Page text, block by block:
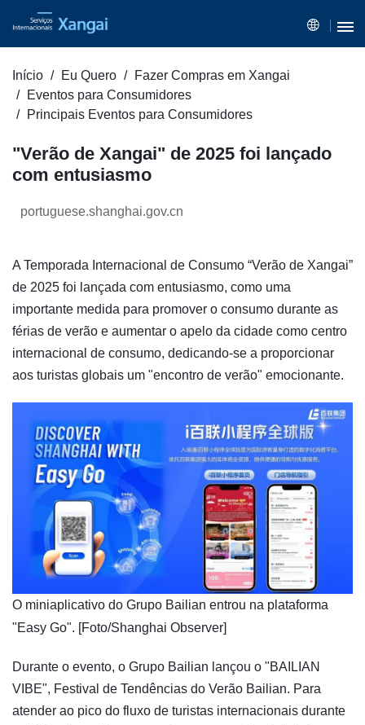
Início Eu Quero
Fazer Compras em Xangai
Eventos para Consumidores
Principais Eventos para Consumidores
"Verão de Xangai" de 2025 foi lançado
com entusiasmo
portuguese.shanghai.gov.cn
A Temporada Internacional de Consumo “Verão de Xangai”
de 2025 foi lançada com entusiasmo, como uma
importante medida para promover o consumo durante as
férias de verão e aumentar o apelo da cidade como centro
internacional de consumo, dedicando-se a proporcionar
aos turistas globais um "encontro de verão" emocionante.
​O miniaplicativo do Grupo Bailian entrou na plataforma
"Easy Go". [Foto/Shanghai Observer]
Durante o evento, o Grupo Bailian lançou o "BAILIAN
VIBE", Festival de Tendências do Verão Bailian. Para
atender ao pico do fluxo de turistas internacionais durante